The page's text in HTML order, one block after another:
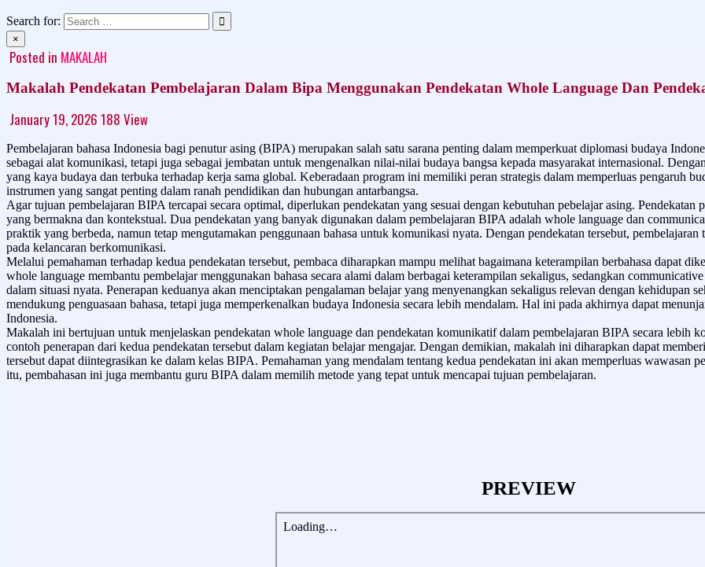
Search for:
×
Posted in MAKALAH
Makalah Pendekatan Pembelajaran Dalam Bipa Menggunakan Pendekatan Whole Language Dan
January 19, 2026 188 View
Pembelajaran bahasa Indonesia bagi penutur asing (BIPA) merupakan salah satu sarana penting dalam memperkuat diplomasi budaya
sebagai alat komunikasi, tetapi juga sebagai jembatan untuk mengenalkan nilai-nilai budaya bangsa kepada masyarakat internasional.
yang kaya budaya dan terbuka terhadap kerja sama global. Keberadaan program ini memiliki peran strategis dalam memperluas pengaruh
instrumen yang sangat penting dalam ranah pendidikan dan hubungan antarbangsa.
Agar tujuan pembelajaran BIPA tercapai secara optimal, diperlukan pendekatan yang sesuai dengan kebutuhan pebelajar asing. Pendekatan
yang bermakna dan kontekstual. Dua pendekatan yang banyak digunakan dalam pembelajaran BIPA adalah whole language dan
praktik yang berbeda, namun tetap mengutamakan penggunaan bahasa untuk komunikasi nyata. Dengan pendekatan tersebut,
pada kelancaran berkomunikasi.
Melalui pemahaman terhadap kedua pendekatan tersebut, pembaca diharapkan mampu melihat bagaimana keterampilan berbahasa dapat
whole language membantu pembelajar menggunakan bahasa secara alami dalam berbagai keterampilan sekaligus, sedangkan
dalam situasi nyata. Penerapan keduanya akan menciptakan pengalaman belajar yang menyenangkan sekaligus relevan dengan kehidupan
mendukung penguasaan bahasa, tetapi juga memperkenalkan budaya Indonesia secara lebih mendalam. Hal ini pada akhirnya dapat
Indonesia.
Makalah ini bertujuan untuk menjelaskan pendekatan whole language dan pendekatan komunikatif dalam pembelajaran BIPA secara lebih
contoh penerapan dari kedua pendekatan tersebut dalam kegiatan belajar mengajar. Dengan demikian, makalah ini diharapkan dapat
tersebut dapat diintegrasikan ke dalam kelas BIPA. Pemahaman yang mendalam tentang kedua pendekatan ini akan memperluas wawasan
itu, pembahasan ini juga membantu guru BIPA dalam memilih metode yang tepat untuk mencapai tujuan pembelajaran.
PREVIEW